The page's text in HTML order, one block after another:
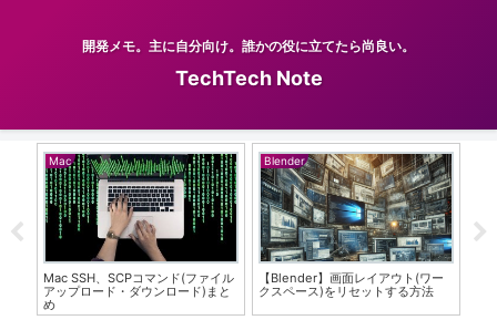
開発メモ。主に自分向け。誰かの役に立てたら尚良い。
TechTech Note
Mac
Mac SSH、SCPコマンド(ファイル
アップロード・ダウンロード)まと
め
Blender
【Blender】画面レイアウト(ワー
クスペース)をリセットする方法